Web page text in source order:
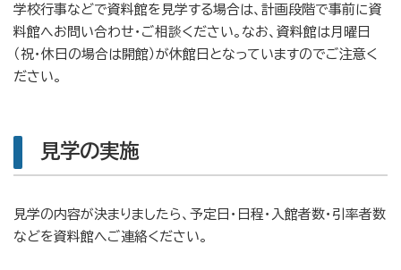
学校行事などで資料館を見学する場合は、計画段階で事前に資
料館へお問い合わせ・ご相談ください。なお、資料館は月曜日
（祝・休日の場合は開館）が休館日となっていますのでご注意く
ださい。
見学の実施
見学の内容が決まりましたら、予定日・日程・入館者数・引率者数
などを資料館へご連絡ください。